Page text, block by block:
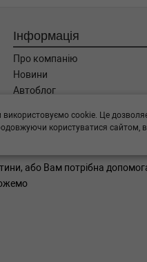
Інформація
Про компанію
Новини
Автоблог
Контакти
або Вам потрібна допомога
використовуємо cookie. Це
користуватися сайтом,